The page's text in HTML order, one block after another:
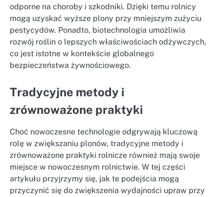
odporne na choroby i szkodniki. Dzięki temu rolnicy
mogą uzyskać wyższe plony przy mniejszym zużyciu
pestycydów. Ponadto, biotechnologia umożliwia
rozwój roślin o lepszych właściwościach odżywczych,
co jest istotne w kontekście globalnego
bezpieczeństwa żywnościowego.
Tradycyjne metody i
zrównoważone praktyki
Choć nowoczesne technologie odgrywają kluczową
rolę w zwiększaniu plonów, tradycyjne metody i
zrównoważone praktyki rolnicze również mają swoje
miejsce w nowoczesnym rolnictwie. W tej części
artykułu przyjrzymy się, jak te podejścia mogą
przyczynić się do zwiększenia wydajności upraw przy